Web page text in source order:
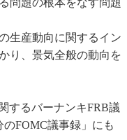
問題の根本をなす問題
生産動向に関するイン
り、景気全般の動向を
するバーナンキFRB議
FOMC議事録」にも